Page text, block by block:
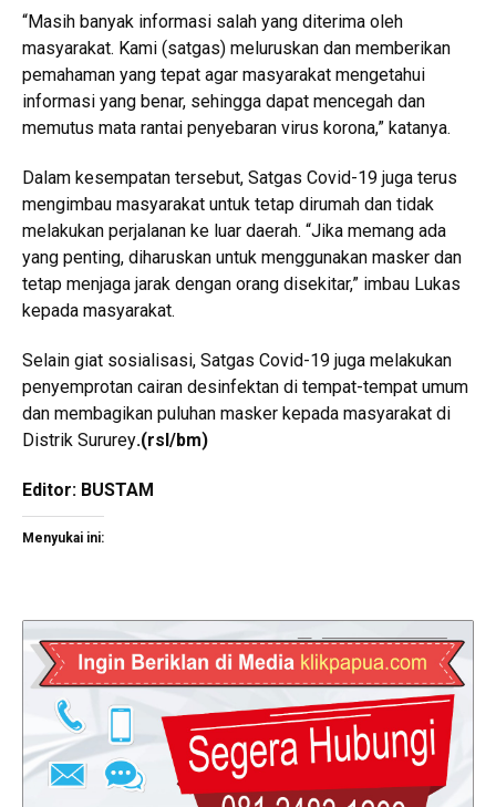
“Masih banyak informasi salah yang diterima oleh
masyarakat. Kami (satgas) meluruskan dan memberikan
pemahaman yang tepat agar masyarakat mengetahui
informasi yang benar, sehingga dapat mencegah dan
memutus mata rantai penyebaran virus korona,” katanya.
Dalam kesempatan tersebut, Satgas Covid-19 juga terus
mengimbau masyarakat untuk tetap dirumah dan tidak
melakukan perjalanan ke luar daerah. “Jika memang ada
yang penting, diharuskan untuk menggunakan masker dan
tetap menjaga jarak dengan orang disekitar,” imbau Lukas
kepada masyarakat.
Selain giat sosialisasi, Satgas Covid-19 juga melakukan
penyemprotan cairan desinfektan di tempat-tempat umum
dan membagikan puluhan masker kepada masyarakat di
Distrik Sururey.(rsl/bm)
Editor: BUSTAM
Menyukai ini: